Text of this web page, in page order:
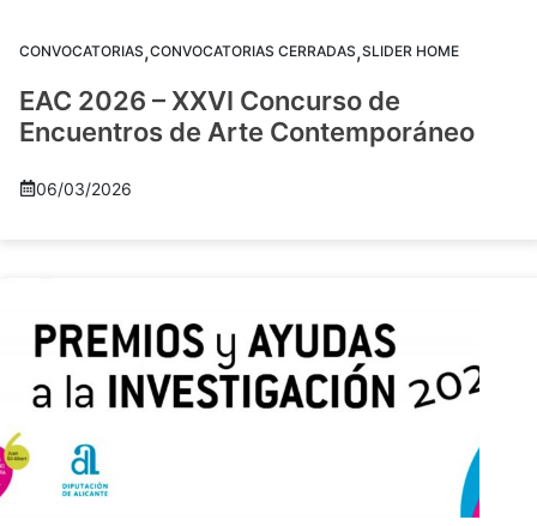
CONVOCATORIAS,CONVOCATORIAS CERRADAS,SLIDER HOME
EAC 2026 – XXVI Concurso de
Encuentros de Arte Contemporáneo
06/03/2026